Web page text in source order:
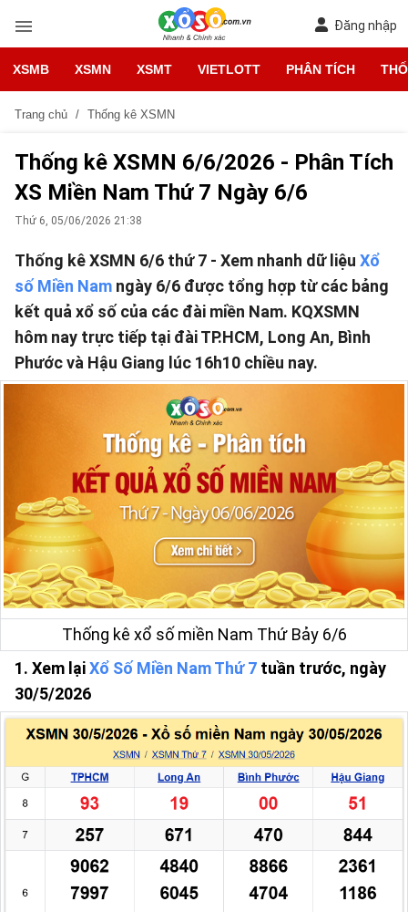
Đăng nhập
XSMB XSMN XSMT VIETLOTT PHÂN TÍCH
Trang chủ Thống kê XSMN
Thống kê XSMN 6/6/2026 - Phân Tích
XS Miền Nam Thứ 7 Ngày 6/6
Thứ 6, 05/06/2026 21:38
Thống kê XSMN 6/6 thứ 7 - Xem nhanh dữ liệu Xổ
số Miền Nam ngày 6/6 được tổng hợp từ các bảng
kết quả xổ số của các đài miền Nam. KQXSMN
hôm nay trực tiếp tại đài TP.HCM, Long An, Bình
Phước và Hậu Giang lúc 16h10 chiều nay.
Thống kê xổ số miền Nam Thứ Bảy 6/6
1. Xem lạiXổ Số Miền Nam Thứ 7 tuần trước, ngày
30/5/2026